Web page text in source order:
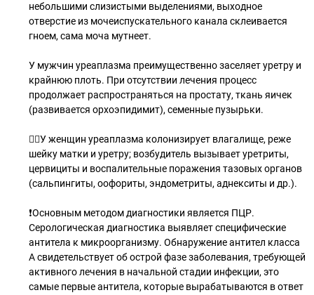
небольшими слизистыми выделениями, выходное
отверстие из мочеиспускательного канала склеивается
гноем, сама моча мутнеет.
У мужчин уреаплазма преимущественно заселяет уретру и
крайнюю плоть. При отсутствии лечения процесс
продолжает распространяться на простату, ткань яичек
(развивается орхоэпидимит), семенные пузырьки.
🙆‍♀️У женщин уреаплазма колонизирует влагалище, реже
шейку матки и уретру; возбудитель вызывает уретриты,
цервициты и воспалительные поражения тазовых органов
(сальпингиты, оофориты, эндометриты, аднекситы и др.).
❗️Основным методом диагностики является ПЦР.
Серологическая диагностика выявляет специфические
антитела к микроорганизму. Обнаружение антител класса
А свидетельствует об острой фазе заболевания, требующей
активного лечения в начальной стадии инфекции, это
самые первые антитела, которые вырабатываются в ответ